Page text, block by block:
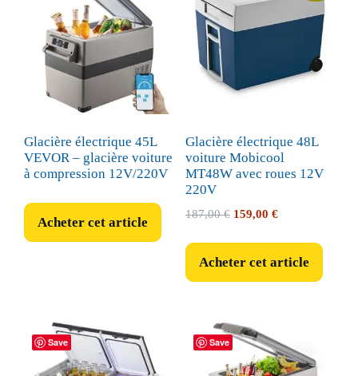
Glacière électrique 45L
VEVOR – glacière voiture
à compression 12V/220V
Acheter cet article
Glacière électrique 48L
voiture Mobicool
MT48W avec roues 12V
220V
187,00€ Le
était :
159,00 €Le
est :
Acheter cet article
Save Save